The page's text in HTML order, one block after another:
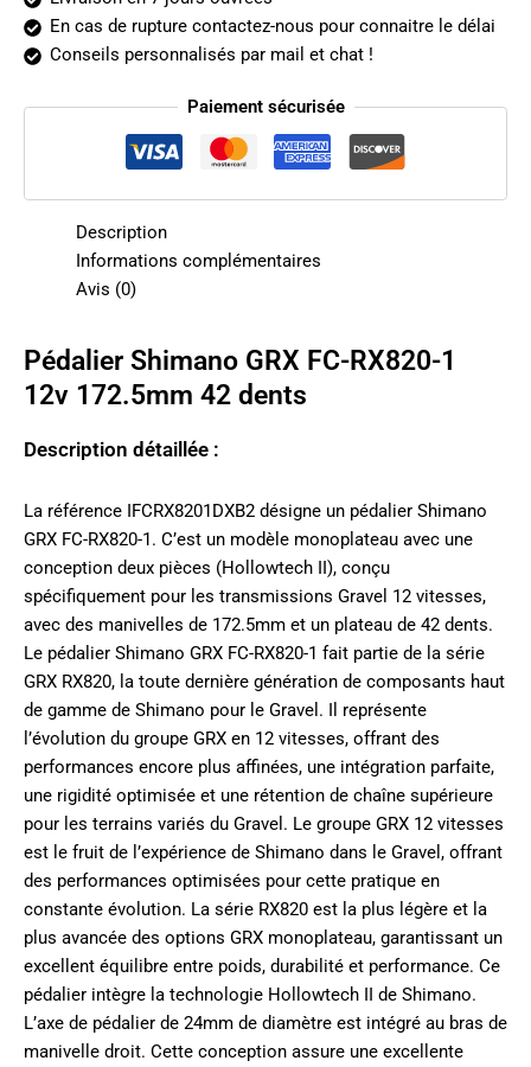
En cas de rupture contactez-nous pour connaitre le délai
Conseils personnalisés par mail et chat !
Paiement sécurisée
Description
Informations complémentaires
Avis (0)
Pédalier Shimano GRX FC-RX820-1
12v 172.5mm 42 dents
Description détaillée :
La référence IFCRX8201DXB2 désigne un pédalier Shimano
GRX FC-RX820-1. C’est un modèle monoplateau avec une
conception deux pièces (Hollowtech II), conçu
spécifiquement pour les transmissions Gravel 12 vitesses,
avec des manivelles de 172.5mm et un plateau de 42 dents.
Le pédalier Shimano GRX FC-RX820-1 fait partie de la série
GRX RX820, la toute dernière génération de composants haut
de gamme de Shimano pour le Gravel. Il représente
l’évolution du groupe GRX en 12 vitesses, offrant des
performances encore plus affinées, une intégration parfaite,
une rigidité optimisée et une rétention de chaîne supérieure
pour les terrains variés du Gravel. Le groupe GRX 12 vitesses
est le fruit de l’expérience de Shimano dans le Gravel, offrant
des performances optimisées pour cette pratique en
constante évolution. La série RX820 est la plus légère et la
plus avancée des options GRX monoplateau, garantissant un
excellent équilibre entre poids, durabilité et performance. Ce
pédalier intègre la technologie Hollowtech II de Shimano.
L’axe de pédalier de 24mm de diamètre est intégré au bras de
manivelle droit. Cette conception assure une excellente